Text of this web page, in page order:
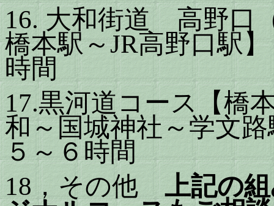
16. 大和街道 高野口
橋本駅～JR高野口駅
時間
17.黒河道コース
【橋
和～国城神社～学文
５～６時間
18 ，その他 上記の